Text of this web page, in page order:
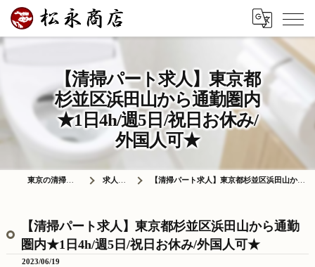
【清掃パート求人】東京都
杉並区浜田山から通勤圏内
★1日4h/週5日/祝日お休み/
外国人可★
東京の清掃は株式会社松永商店 求人情報ブログ 【清掃パート求人】東京都杉並区浜田山から通勤圏内★1日4h/週5日/祝日お休み/外国人可★
【清掃パート求人】東京都杉並区浜田山から通勤
圏内★1日4h/週5日/祝日お休み/外国人可★
2023/06/19